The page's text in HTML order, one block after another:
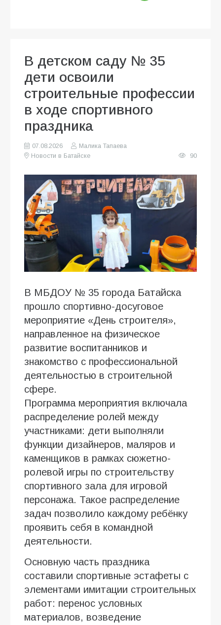
В детском саду № 35
дети освоили
строительные профессии
в ходе спортивного
праздника
07.08.2026
Малика Тапаева
Новости в Батайске
90
В МБДОУ № 35 города Батайска
прошло спортивно-досуговое
мероприятие «День строителя»,
направленное на физическое
развитие воспитанников и
знакомство с профессиональной
деятельностью в строительной
сфере.
Программа мероприятия включала
распределение ролей между
участниками: дети выполняли
функции дизайнеров, маляров и
каменщиков в рамках сюжетно-
ролевой игры по строительству
спортивного зала для игровой
персонажа. Такое распределение
задач позволило каждому ребёнку
проявить себя в командной
деятельности.
Основную часть праздника
составили спортивные эстафеты с
элементами имитации строительных
работ: перенос условных
материалов, возведение